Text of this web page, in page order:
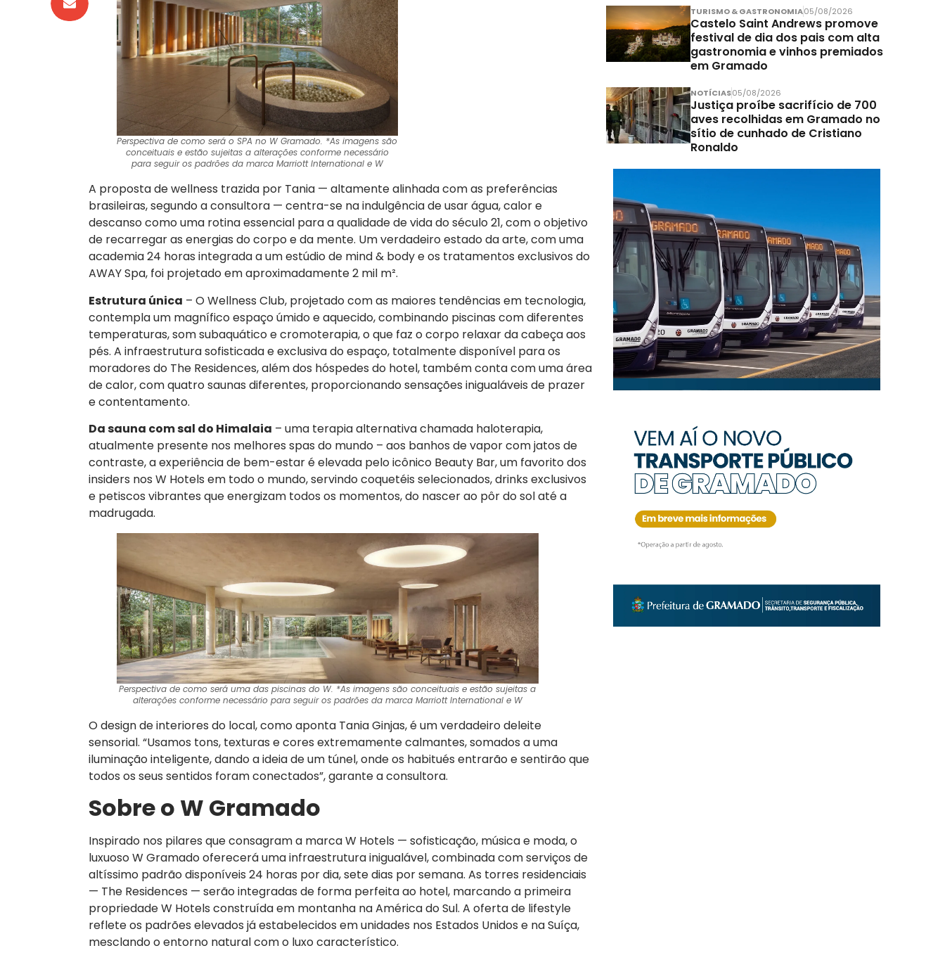
Perspectiva de como será o SPA no W Gramado. *As imagens são
conceituais e estão sujeitas a alterações conforme necessário
para seguir os padrões da marca Marriott International e W
A proposta de wellness trazida por Tania — altamente alinhada com as preferências
brasileiras, segundo a consultora — centra-se na indulgência de usar água, calor e
descanso como uma rotina essencial para a qualidade de vida do século 21, com o objetivo
de recarregar as energias do corpo e da mente. Um verdadeiro estado daarte, com uma
academia 24 horas integrada a um estúdio de mind & body e os tratamentos exclusivos do
AWAY Spa, foi projetado em aproximadamente 2 mil m².
Estrutura única – O Wellness Club, projetado com as maiores tendências em tecnologia,
contempla um magnífico espaço úmido e aquecido, combinando piscinas com diferentes
temperaturas, som subaquático e cromoterapia, o que faz o corpo relaxar da cabeça aos
pés. A infraestrutura sofisticada e exclusiva do espaço, totalmente disponível para os
moradores do The Residences, além dos hóspedes do hotel, também conta com uma área
de calor, com quatro saunas diferentes, proporcionando sensações inigualáveis de prazer
e contentamento.
Da sauna com sal do Himalaia – uma terapia alternativa chamada haloterapia,
atualmente presente nos melhores spas do mundo – aos banhos de vapor com jatos de
contraste, a experiência de bem-estar é elevada pelo icônico Beauty Bar, um favorito dos
insiders nos W Hotels em todo o mundo, servindo coquetéis selecionados, drinks exclusivos
e petiscos vibrantes que energizam todos os momentos, do nascer ao pôr do sol até a
madrugada.
Perspectiva de como será uma das piscinas do W. *As imagens são conceituais e estão sujeitas a
alterações conforme necessário para seguir os padrões da marca Marriott International e W
O design de interiores do local, como aponta Tania Ginjas, é um verdadeiro deleite
sensorial. “Usamos tons, texturas e cores extremamente calmantes, somados a uma
iluminação inteligente, dando a ideia de um túnel, onde os habitués entrarão e sentirão que
todos os seus sentidos foram conectados”, garante a consultora.
Sobre o W Gramado
Inspirado nos pilares que consagram a marca W Hotels — sofisticação, música e moda, o
luxuoso W Gramado oferecerá uma infraestrutura inigualável, combinada com serviços de
altíssimo padrão disponíveis 24 horas por dia, sete dias por semana. As torres residenciais
— The Residences — serão integradas de forma perfeita ao hotel, marcando a primeira
propriedade W Hotels construída em montanha na América do Sul. A oferta de lifestyle
reflete os padrões elevados já estabelecidos em unidades nos Estados Unidos e na Suíça,
mesclando o entorno natural com o luxo característico.
TURISMO & GASTRONOMIA05/08/2026
Castelo Saint Andrews promove
festival de dia dos pais com alta
gastronomia e vinhos premiados
em Gramado
NOTÍCIAS05/08/2026
Justiça proíbe sacrifício de 700
aves recolhidas em Gramado no
sítio de cunhado de Cristiano
Ronaldo